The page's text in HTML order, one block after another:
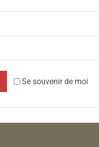
Se souvenir de moi